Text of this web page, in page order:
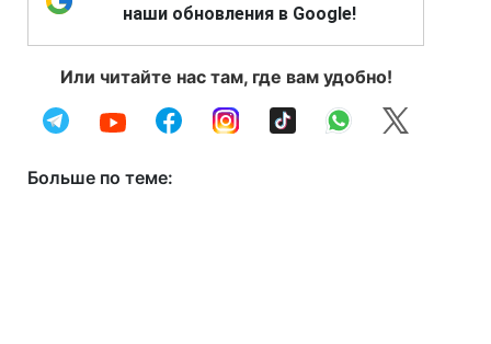
наши обновления в Google!
Или читайте нас там, где вам удобно!
Больше по теме: